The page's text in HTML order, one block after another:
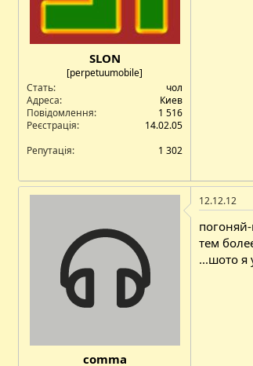
SLON
[perpetuumobile]
Стать
чол
Адреса
Киев
Повідомлення
1 516
Реєстрація
14.02.05
Репутація
1 302
comma
12.12.12
тем
...шото я